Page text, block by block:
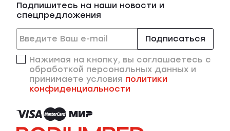
Подпишитесь на наши новости и
спецпредложения
Подписаться
Нажимая на кнопку, вы соглашаетесь с
обработкой персональных данных и
принимаете условия политики
конфиденциальности